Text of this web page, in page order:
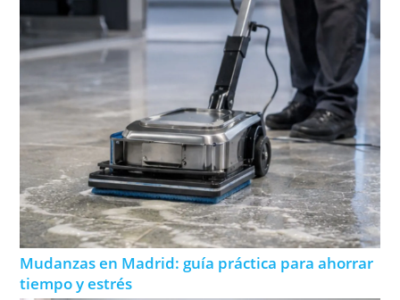
Mudanzas en Madrid: guía práctica para ahorrar
tiempo y estrés